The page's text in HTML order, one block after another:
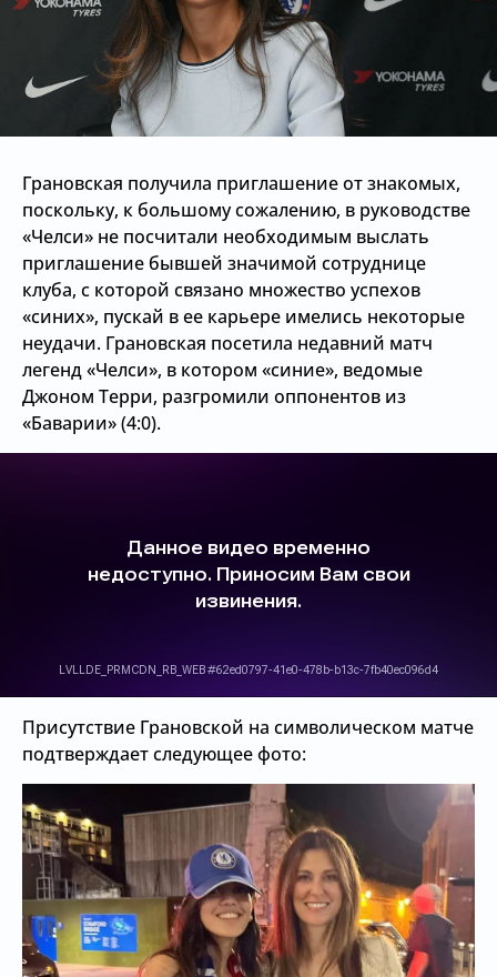
Грановская получила приглашение от знакомых,
поскольку, к большому сожалению, в руководстве
«Челси» не посчитали необходимым выслать
приглашение бывшей значимой сотруднице
клуба, с которой связано множество успехов
«синих», пускай в ее карьере имелись некоторые
неудачи. Грановская посетила недавний матч
легенд «Челси», в котором «синие», ведомые
Джоном Терри, разгромили оппонентов из
«Баварии» (4:0).
Присутствие Грановской на символическом матче
подтверждает следующее фото: